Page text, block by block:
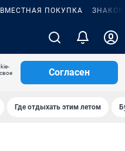
ПОКУПКА
Согласен
Где отдыхать этим летом